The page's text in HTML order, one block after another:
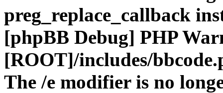
preg_replace_callback
[phpBB Debug] PHP
[ROOT]/includes/
The /e modifier is no